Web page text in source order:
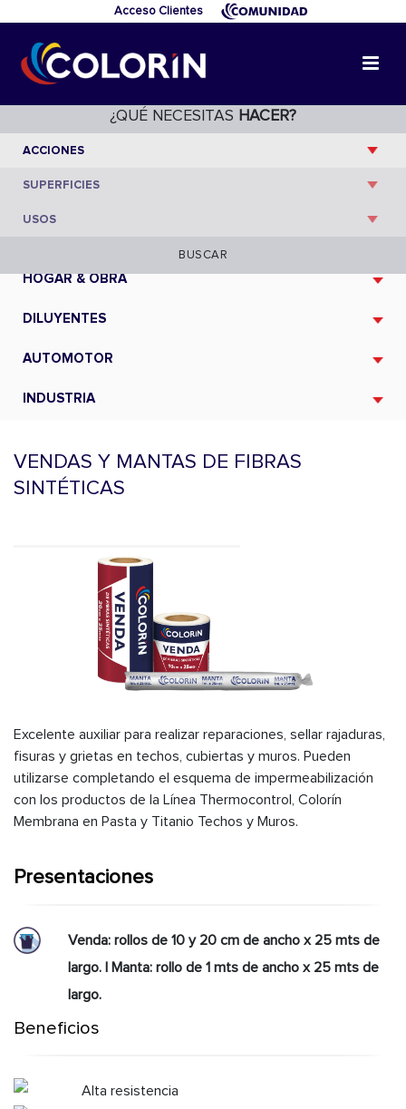
Acceso Clientes
¿QUÉ NECESITAS HACER?
BUSCAR
HOGAR & OBRA
DILUYENTES
AUTOMOTOR
INDUSTRIA
VENDAS Y MANTAS DE FIBRAS
SINTÉTICAS
Excelente auxiliar para realizar reparaciones, sellar rajaduras,
fisuras y grietas en techos, cubiertas y muros. Pueden
utilizarse completando el esquema de impermeabilización
con los productos de la Línea Thermocontrol, Colorín
Membrana en Pasta y Titanio Techos y Muros.
Presentaciones
Venda: rollos de 10 y 20 cm de ancho x 25 mts de
largo. | Manta: rollo de 1 mts de ancho x 25 mts de
largo.
Beneficios
Alta resistencia